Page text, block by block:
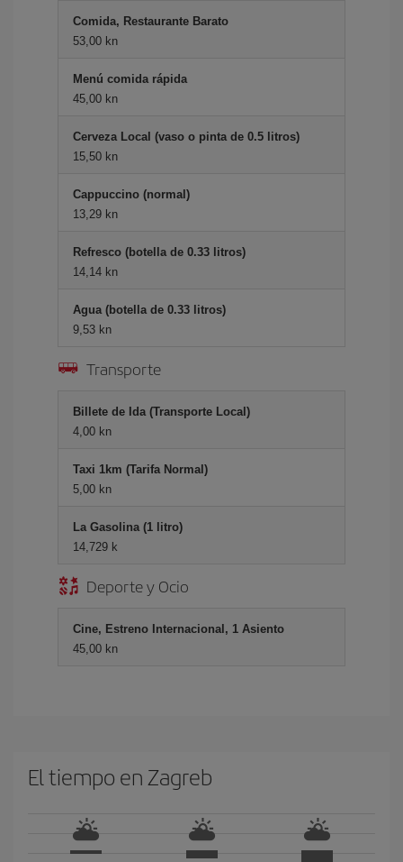
Comida, Restaurante Barato
53,00 kn
Menú comida rápida
45,00 kn
Cerveza Local (vaso o pinta de 0.5 litros)
15,50 kn
Cappuccino (normal)
13,29 kn
Refresco (botella de 0.33 litros)
14,14 kn
Agua (botella de 0.33 litros)
9,53 kn
Transporte
Billete de Ida (Transporte Local)
4,00 kn
Taxi 1km (Tarifa Normal)
5,00 kn
La Gasolina (1 litro)
14,729 k
Deporte y Ocio
Cine, Estreno Internacional, 1 Asiento
45,00 kn
El tiempo en Zagreb